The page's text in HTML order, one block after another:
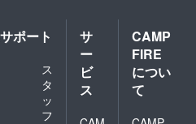
Peeba
FESに
参加し
たい方
は「前
売券」
を同時
する配
送先を
入力く
ださ
い） ・
支援も
※ 発刊
された
冊子は
鳥取県
内でフ
ペー
ます。
裏表紙
モデル
も同様
とさせ
ます。
メント
も励み
になり
ます
本 ：
中綴じ
製本 ※
内容や
装丁は
一部変
更にな
鳥取県
内でフ
ペー
パーと
して無
料配布
内でフ
リー
ペー
パーと
して無
料配布
予定で
い（差
し入れ
と一緒
にお伝
えさせ
ていた
だきま
注意点
ポート
ス
タ
ッ
フ
サ
ー
ビ
ス
CAMP
FIRE
につい
て